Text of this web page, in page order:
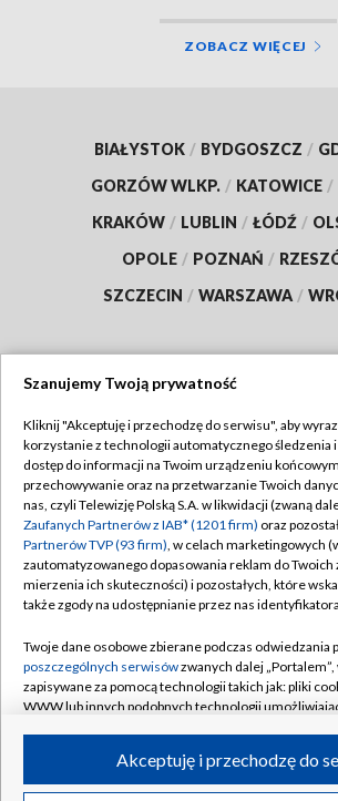
ZOBACZ WIĘCEJ
BIAŁYSTOK / BYDGOSZCZ /
GORZÓW WLKP. / KATOWICE /
KRAKÓW / LUBLIN / ŁÓDŹ /
OPOLE / POZNAŃ /
SZCZECIN / WARSZAWA /
TVP
Abonament TVP
Emisja w TVP
Centrum informacji TVP
Naziemna Telewizja Cyfrowa
Rada Programowa
System NOS
Informacje o nadawcy
Program dla prasy
Regulamin TVP
Polityka prywatności
Moje zgody
Pomoc
Kontakt
Kanały
©2026 Telewizja Polska S.A. w
Szanujemy Twoją prywatność
Kliknij "Akceptuję i przechodzę do serwisu", aby
korzystanie z technologii automatycznego śledzenia
dostęp do informacji na Twoim urządzeniu
przechowywanie oraz na przetwarzanie Twoich
nas, czyli Telewizję Polską S.A. w likwidacji (zwaną
Zaufanych Partnerów z IAB* (1201 firm) oraz
Partnerów TVP (93 firm), w celach marketingowych
zautomatyzowanego dopasowania reklam do
mierzenia ich skuteczności) i pozostałych, które
także zgody na udostępnianie przez nas
Twoje dane osobowe zbierane podczas odwiedzania
poszczególnych serwisówzwanych dalej
zapisywane za pomocą technologii takich jak: pliki
WWW lub innych podobnych technologii
ruchu w Internecie.Akceptuję i przechodzę do